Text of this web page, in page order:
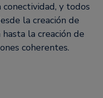
y todos
la creación de
la creación de
coherentes.